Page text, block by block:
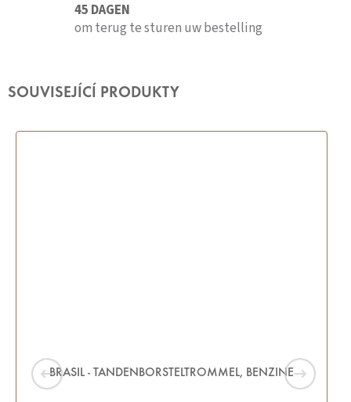
45 DAGEN
om terug te sturen uw bestelling
SOUVISEJÍCÍ PRODUKTY
BRASIL - TANDENBORSTELTROMMEL, BENZINE